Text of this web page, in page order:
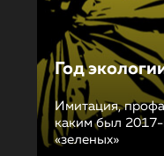
Год
Имитация,
каким был 2017-
«зеленых»